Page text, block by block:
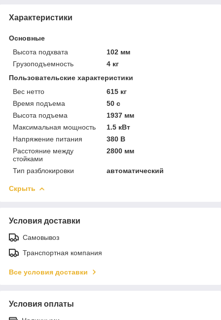
Характеристики
Основные
Высота подхвата
102 мм
Грузоподъемность
4 кг
Пользовательские характеристики
Вес нетто
615 кг
Время подъема
50 с
Высота подъема
1937 мм
Максимальная мощность
1.5 кВт
Напряжение питания
380 В
Расстояние между
стойками
2800 мм
Тип разблокировки автоматический
Скрыть
Условия доставки
Самовывоз
Транспортная компания
Все условия доставки
Условия оплаты